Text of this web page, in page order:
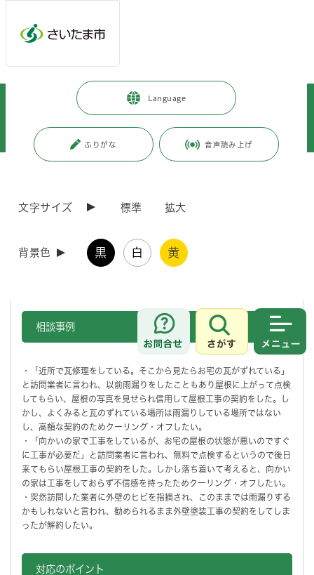
Language
ふりがな 音声読み上げ
文字サイズ 標準 拡大
背景色 黒 白 黄
お問合せ
さがす
暮らし・手続き > 住まい・暮らし・相談
> 消費生活相談
訪問販売による屋根工事や塗装工事などの契約トラブルにご注意ください！
訪問販売による屋根工事や塗装工事などの契約トラ
訪問販売による屋根工事や塗装工事などの契約トラブルの相談が寄せら
れています。以下の相談事例や対応のポイントを確認し、契約トラブル
相談事例
・「近所で瓦修理をしている。そこから見たらお宅の瓦がずれている」
と訪問業者に言われ、以前雨漏りをしたこともあり屋根に上がって点検
してもらい、屋根の写真を見せられ信用して屋根工事の契約をした。し
かし、よくみると瓦のずれている場所は雨漏りしている場所ではない
し、高額な契約のためクーリング・オフしたい。
・「向かいの家で工事をしているが、お宅の屋根の状態が悪いのですぐ
に工事が必要だ」と訪問業者に言われ、無料で点検するというので後日
来てもらい屋根工事の契約をした。しかし落ち着いて考えると、向かい
の家は工事をしておらず不信感を持ったためクーリング・オフしたい。
・突然訪問した業者に外壁のヒビを指摘され、このままでは雨漏りする
かもしれないと言われ、勧められるまま外壁塗装工事の契約をしてしま
ったが解約したい。
対応のポイント